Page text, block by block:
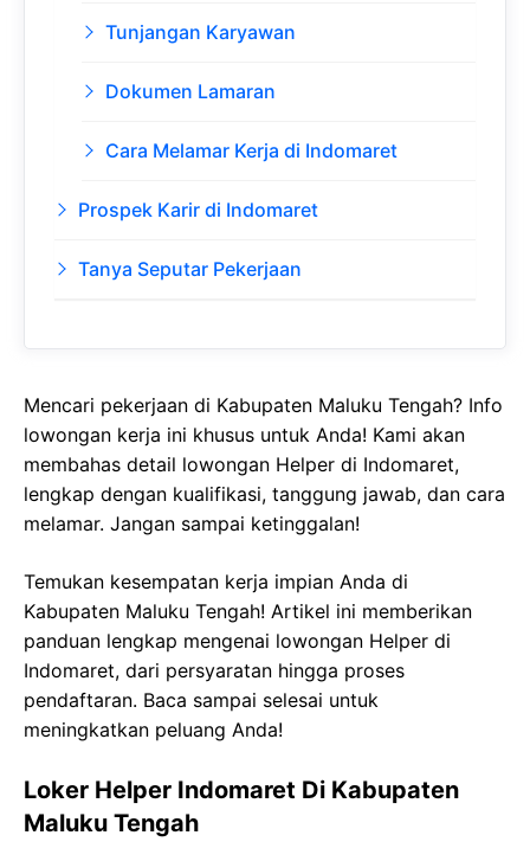
Tunjangan Karyawan
Dokumen Lamaran
Cara Melamar Kerja di Indomaret
Prospek Karir di Indomaret
Tanya Seputar Pekerjaan
Mencari pekerjaan di Kabupaten Maluku Tengah? Info
lowongan kerja ini khusus untuk Anda! Kami akan
membahas detail lowongan Helper di Indomaret,
lengkap dengan kualifikasi, tanggung jawab, dan cara
melamar. Jangan sampai ketinggalan!
Temukan kesempatan kerja impian Anda di
Kabupaten Maluku Tengah! Artikel ini memberikan
panduan lengkap mengenai lowongan Helper di
Indomaret, dari persyaratan hingga proses
pendaftaran. Baca sampai selesai untuk
meningkatkan peluang Anda!
Loker Helper Indomaret Di Kabupaten
Maluku Tengah